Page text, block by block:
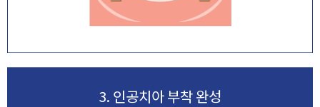
3. 인공치아 부착 완성